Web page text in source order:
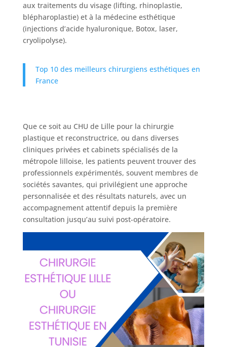
Nos
Tarifs
Nos
chirurgies
Nos
chirurgiens
FAQ
Services
aux traitements du visage (lifting, rhinoplastie,
blépharoplastie) et à la médecine esthétique
(injections d’acide hyaluronique, Botox, laser,
cryolipolyse).
Top 10 des meilleurs chirurgiens esthétiques en
France
Que ce soit au CHU de Lille pour la chirurgie
plastique et reconstructrice, ou dans diverses
cliniques privées et cabinets spécialisés de la
métropole lilloise, les patients peuvent trouver des
professionnels expérimentés, souvent membres de
sociétés savantes, qui privilégient une approche
personnalisée et des résultats naturels, avec un
accompagnement attentif depuis la première
consultation jusqu’au suivi post-opératoire.